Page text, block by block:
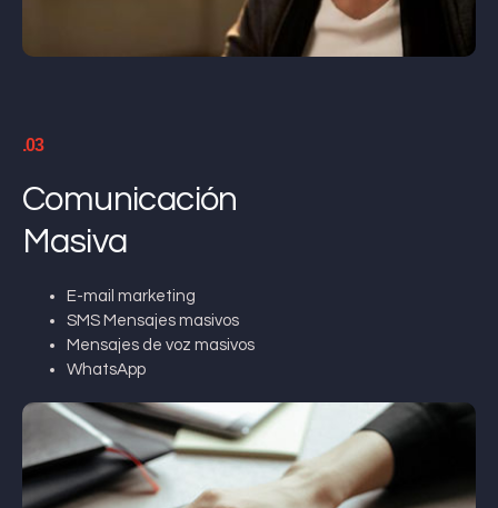
.03
Comunicación
Masiva
E-mail marketing
SMS Mensajes masivos
Mensajes de voz masivos
WhatsApp